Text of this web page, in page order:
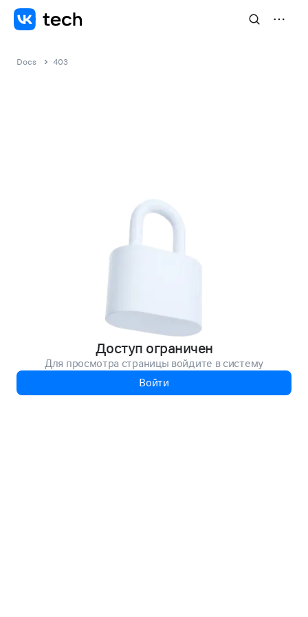
Docs 403
Доступ ограничен
Для просмотра страницы войдите в систему
Войти